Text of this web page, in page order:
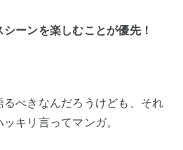
ーンを楽しむことが優先！
べきなんだろうけども、それ
キリ言ってマンガ。